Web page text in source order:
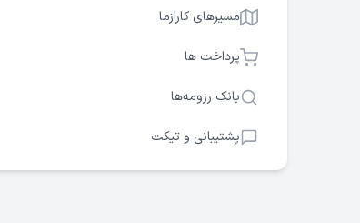
مسیرهای کارازما
پرداخت ها
بانک رزومه‌ها
پشتیبانی و تیکت